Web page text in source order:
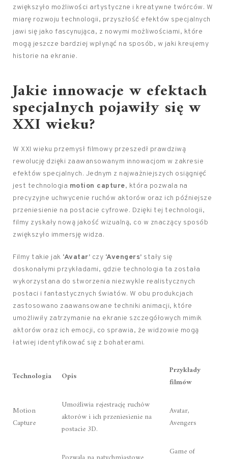
zwiększyło możliwości artystyczne i kreatywne twórców. W
miarę rozwoju technologii, przyszłość efektów specjalnych
jawi się jako fascynująca, z nowymi możliwościami, które
mogą jeszcze bardziej wpłynąć na sposób, w jaki kreujemy
historie na ekranie.
Jakie innowacje w efektach
specjalnych pojawiły się w
XXI wieku?
W XXI wieku przemysł filmowy przeszedł prawdziwą
rewolucję dzięki zaawansowanym innowacjom w zakresie
efektów specjalnych. Jednym z najważniejszych osiągnięć
jest technologia motion capture, która pozwala na
precyzyjne uchwycenie ruchów aktorów oraz ich późniejsze
przeniesienie na postacie cyfrowe. Dzięki tej technologii,
filmy zyskały nową jakość wizualną, co w znaczący sposób
zwiększyło immersję widza.
Filmy takie jak ‘Avatar’ czy ‘Avengers’ stały się
doskonałymi przykładami, gdzie technologia ta została
wykorzystana do stworzenia niezwykle realistycznych
postaci i fantastycznych światów. W obu produkcjach
zastosowano zaawansowane techniki animacji, które
umożliwiły zatrzymanie na ekranie szczegółowych mimik
aktorów oraz ich emocji, co sprawia, że widzowie mogą
łatwiej identyfikować się z bohaterami.
Technologia Opis
Przykłady
filmów
Motion
Capture
Umożliwia rejestrację ruchów
aktorów i ich przeniesienie na
postacie 3D.
Avatar,
Avengers
Game of